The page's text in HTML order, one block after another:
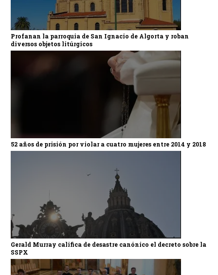
Profanan la parroquia de San Ignacio de Algorta y roban
diversos objetos litúrgicos
52 años de prisión por violar a cuatro mujeres entre 2014 y 2018
Gerald Murray califica de desastre canónico el decreto sobre la
SSPX